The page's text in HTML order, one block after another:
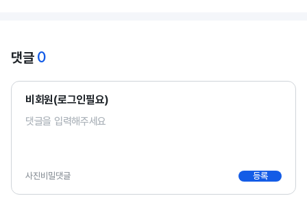
댓글 0
비회원(로그인필요)
사진비밀댓글 등록